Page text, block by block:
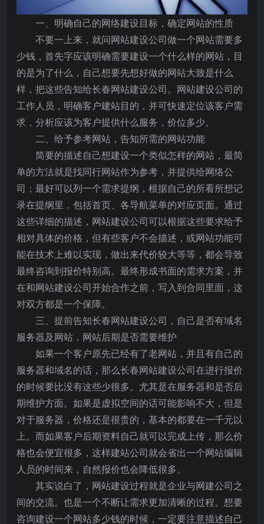
一、明确自己的网络建设目标，确定网站的性质
不要一上来，就问网站建设公司做一个网站需要多
少钱，首先字应该明确需要建设一个什么样的网站，目
的是为了什么，自己想要先想好做的网站大致是什么
样，把这些告知给长春网站建设公司。网站建设公司的
工作人员，明确客户建站目的，并可快速定位该客户需
求，分析应该为客户提供什么服务，价位多少。
二、给予参考网站，告知所需的网站功能
简要的描述自己想建设一个类似怎样的网站，最简
单的方法就是找同行网站作为参考，并提供给网络公
司；最好可以列一个需求提纲，根据自己的所看所想记
录在提纲里，包括首页、各导航菜单的对应页面。通过
这些详细的描述，网站建设公司可以根据这些要求给予
相对具体的价格，但有些客户不会描述，或网站功能可
能在技术上难以实现，做出来代价较大等等，都会导致
最终咨询到报价特别高。最终形成书面的需求方案，并
在和网站建设公司开始合作之前，写入到合同里面，这
对双方都是一个保障。
三、提前告知长春网站建设公司，自己是否有域名
服务器及网站，网站后期是否需要维护
如果一个客户原先已经有了老网站，并且有自己的
服务器和域名的话，那么长春网站建设公司在进行报价
的时候要比没有这些少很多。尤其是在服务器和是否后
期维护方面。如果是虚拟空间的话可能影响不大，但是
对于服务器，价格还是很贵的，基本的都要在一千元以
上。而如果客户后期资料自己就可以完成上传，那么价
格也会便宜很多，这样建站公司就会省出一个网站编辑
人员的时间来，自然报价也会降低很多。
其实说白了，网站建设过程就是企业与网建公司之
间的交流。也是一个不断让需求更加清晰的过程。想要
咨询建设一个网站多少钱的时候，一定要注意描述自己